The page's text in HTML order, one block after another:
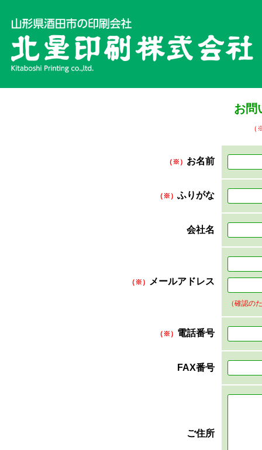
お問
（※） お名前
（※） ふりがな
会社名
（※） メールアドレス
（確認の
（※） 電話番号
FAX番号
ご住所